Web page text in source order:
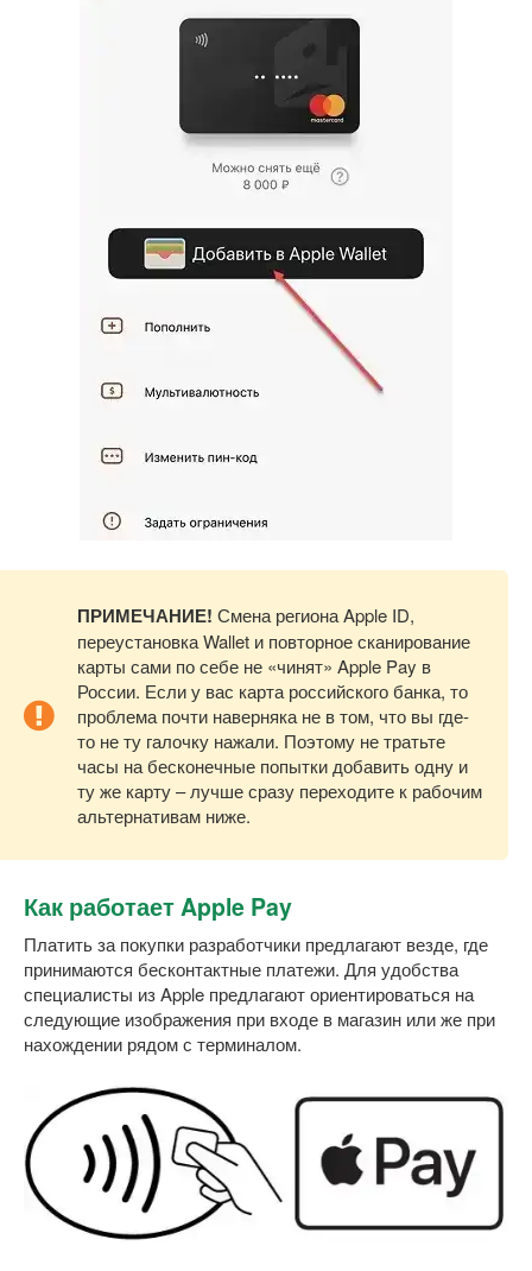
ПРИМЕЧАНИЕ! Смена региона Apple ID,
переустановка Wallet и повторное сканирование
карты сами по себе не «чинят» Apple Pay в
России. Если у вас карта российского банка, то
проблема почти наверняка не в том, что вы где-
то не ту галочку нажали. Поэтому не тратьте
часы на бесконечные попытки добавить одну и
ту же карту – лучше сразу переходите к рабочим
альтернативам ниже.
Как работает Apple Pay
Платить за покупки разработчики предлагают везде, где
принимаются бесконтактные платежи. Для удобства
специалисты из Apple предлагают ориентироваться на
следующие изображения при входе в магазин или же при
нахождении рядом с терминалом.